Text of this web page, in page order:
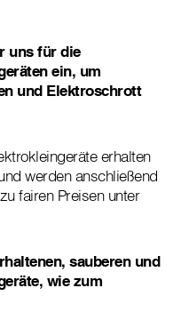
uns für die
ein, um
und Elektroschrott
erhalten
werden anschließend
fairen Preisen unter
sauberen und
wie zum